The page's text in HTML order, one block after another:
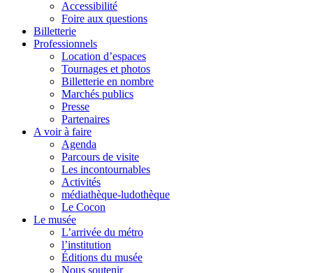
Accessibilité
Foire aux questions
Billetterie
Professionnels
Location d’espaces
Tournages et photos
Billetterie en nombre
Marchés publics
Presse
Partenaires
A voir à faire
Agenda
Parcours de visite
Les incontournables
Activités
médiathèque-ludothèque
Le Cocon
Le musée
L’arrivée du métro
l’institution
Éditions du musée
Nous soutenir